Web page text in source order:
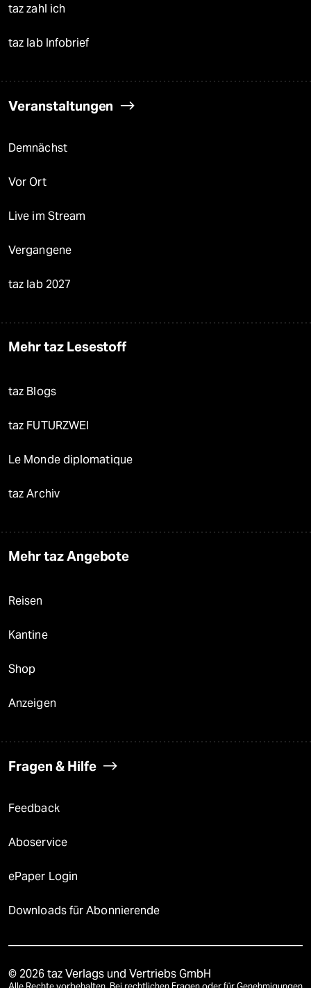
taz zahl ich
taz lab Infobrief
Veranstaltungen
Demnächst
Vor Ort
Live im Stream
Vergangene
taz lab 2027
Mehr taz Lesestoff
taz Blogs
taz FUTURZWEI
Le Monde diplomatique
taz Archiv
Mehr taz Angebote
Reisen
Kantine
Shop
Anzeigen
Fragen & Hilfe
Feedback
Aboservice
ePaper Login
Downloads für Abonnierende
© 2026 taz Verlags und Vertriebs GmbH